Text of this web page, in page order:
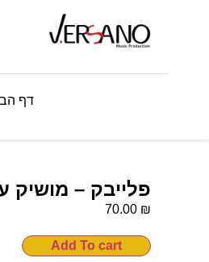
דף
פלייבק –
70.00 ₪
Add To cart